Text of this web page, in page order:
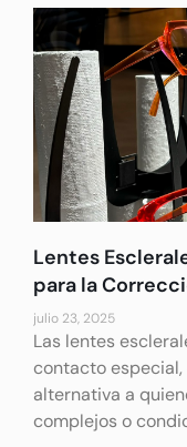
Lentes
para la
julio 23, 2025
Las lentes
contacto
alternativa a
complejos o